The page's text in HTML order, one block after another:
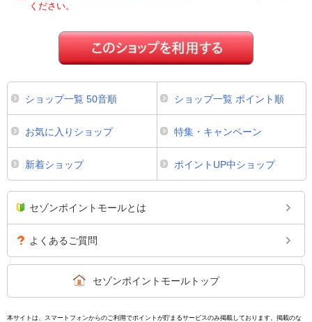
ください。
ショップ一覧 50音順 ショップ一覧 ポイント順
お気に入りショップ 特集・キャンペーン
新着ショップ ポイントUP中ショップ
セゾンポイントモールとは
よくあるご質問
セゾンポイントモールトップ
本サイトは、スマートフォンからのご利用でポイントが貯まるサービスのみ掲載しております。掲載のな